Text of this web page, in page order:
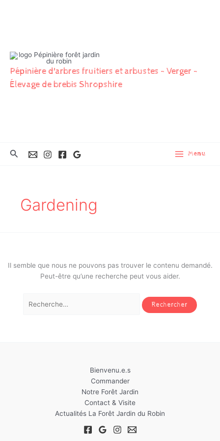
Pépinière d'arbres fruitiers et arbustes - Verger -
Élevage de brebis Shropshire
Rechercher Menu
Gardening
Il semble que nous ne pouvons pas trouver le contenu demandé.
Peut-être qu’une recherche peut vous aider.
Bienvenu.e.s
Commander
Notre Forêt Jardin
Contact & Visite
Actualités La Forêt Jardin du Robin